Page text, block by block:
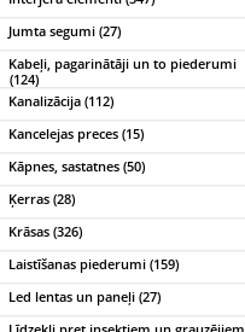
Jumta segumi (27)
Kabeļi, pagarinātāji un to piederumi
(124)
Kanalizācija (112)
Kancelejas preces (15)
Kāpnes, sastatnes (50)
Ķerras (28)
Krāsas (326)
Laistīšanas piederumi (159)
Led lentas un paneļi (27)
Līdzekļi pret insektiem un grauzējiem